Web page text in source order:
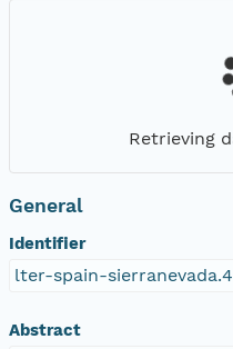
Retrieving
General
Identifier
lter-spain-
Abstract